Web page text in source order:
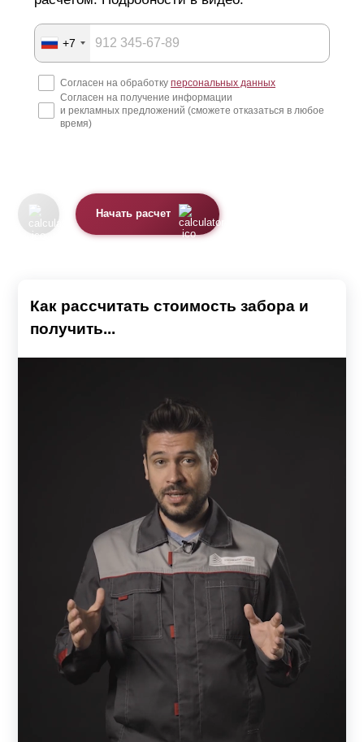
+7
Согласен на обработку персональных данных
Согласен на получение информации
и рекламных предложений (сможете отказаться в любое
время)
Начать расчет
Как рассчитать стоимость забора и
получить...